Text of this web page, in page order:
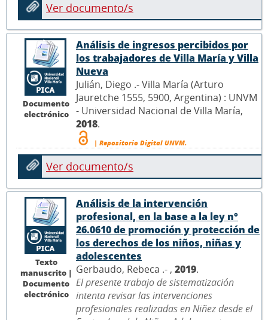
Ver documento/s
Documento
electrónico
Análisis de ingresos percibidos por
los trabajadores de Villa María y Villa
Nueva
Julián, Diego .- Villa María (Arturo
Jauretche 1555, 5900, Argentina) : UNVM
- Universidad Nacional de Villa María,
2018.
| Repositorio Digital UNVM.
Ver documento/s
Texto
manuscrito |
Documento
electrónico
Análisis de la intervención
profesional, en la base a la ley n°
26.0610 de promoción y protección de
los derechos de los niños, niñas y
adolescentes
Gerbaudo, Rebeca .- , 2019.
El presente trabajo de sistematización
intenta revisar las intervenciones
profesionales realizadas en Niñez desde el